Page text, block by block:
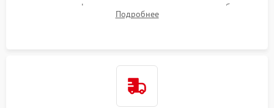
кристалла графического чипа и термопрокладок с банок
памяти и зоны VRM. Очистка платы от пыли и окислов.
Подробнее